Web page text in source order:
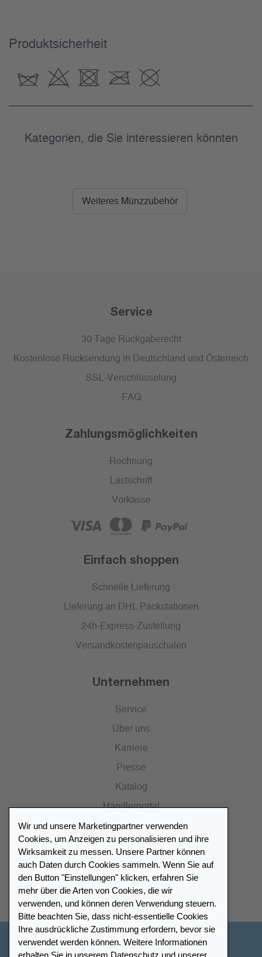
Produktsicherheit
Kategorien, die Sie interessieren könnten
Weiteres Münzzubehör
Service
30 Tage Rückgaberecht
Kostenlose Rücksendung in Deutschland und Österreich
SSL-Verschlüsselung
FAQ
Zahlungsmöglichkeiten
Rechnung
Lastschrift
Vorkasse
Einfach shoppen
Schnelle Lieferung
Lieferung an DHL Packstationen
24h-Express-Zustellung
Versandkostenpauschalen
Unternehmen
Service
Über uns
Karriere
Presse
Katalog
Händlerportal
Händlerverzeichnis
Meinen Leuchtturm Händler finden
Wir und unsere Marketingpartner verwenden
Cookies, um Anzeigen zu personalisieren und ihre
Wirksamkeit zu messen. Unsere Partner können
auch Daten durch Cookies sammeln. Wenn Sie auf
den Button "Einstellungen" klicken, erfahren Sie
mehr über die Arten von Cookies, die wir
verwenden, und können deren Verwendung steuern.
Bitte beachten Sie, dass nicht-essentielle Cookies
Ihre ausdrückliche Zustimmung erfordern, bevor sie
verwendet werden können. Weitere Informationen
erhalten Sie in unserem Datenschutz und unserer
Deutschland